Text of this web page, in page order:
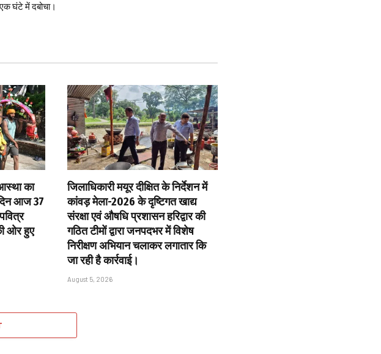
घंटे में दबोचा।
का
आज 37
ओर हुए
जिलाधिकारी मयूर दीक्षित के निर्देशन में
कांवड़ मेला-2026 के दृष्टिगत खाद्य
संरक्षा एवं औषधि प्रशासन हरिद्वार की
गठित टीमों द्वारा जनपदभर में विशेष
निरीक्षण अभियान चलाकर लगातार कि
जा रही है कार्रवाई।
August 5, 2026